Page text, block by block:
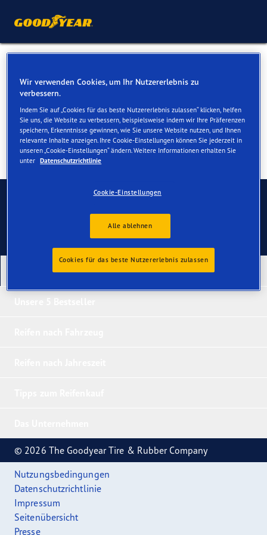
SQ7
Kontaktieren Sie uns
Unsere neuesten Produkte
© 2026 The Goodyear Tire & Rubber Company
Nutzungsbedingungen
Datenschutzrichtlinie
Impressum
Seitenübersicht
Presse
Wir verwenden Cookies, um Ihr Nutzererlebnis zu
verbessern.
Indem Sie auf „Cookies für das beste Nutzererlebnis zulassen“ klicken, helfen
Sie uns, die Website zu verbessern, beispielsweise indem wir Ihre Präferenzen
speichern, Erkenntnisse gewinnen, wie Sie unsere Website nutzen, und Ihnen
relevante Inhalte anzeigen. Ihre Cookie-Einstellungen können Sie jederzeit in
unseren „Cookie-Einstellungen“ ändern. Weitere Informationen erhalten Sie
unter Datenschutzrichtlinie
Cookie-Einstellungen
Alle ablehnen
Cookies für das beste Nutzererlebnis zulassen